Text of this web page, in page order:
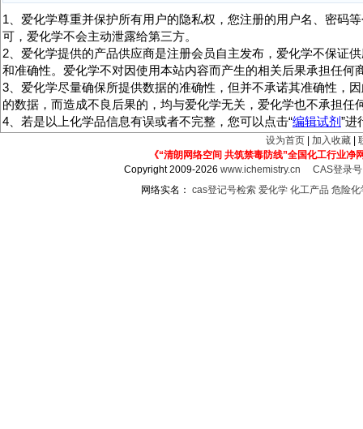
1、爱化学尊重并保护所有用户的隐私权，您注册的用户名、密码
可，爱化学不会主动泄露给第三方。
2、爱化学提供的产品供应商是注册会员自主发布，爱化学不保证
和准确性。爱化学不对因使用本站内容而产生的相关后果承担任何
3、爱化学尽量确保所提供数据的准确性，但并不承诺其准确性，
的数据，而造成不良后果的，均与爱化学无关，爱化学也不承担任
4、若是以上化学品信息有误或者不完整，您可以点击“编辑试剂”进
设为首页 加入收藏
《“清朗网络空间 共筑禁毒防线”全国化工行业净
Copyright 2009-2026www.ichemistry.cn
CAS登录
网络实名： cas登记号检索 爱化学 化工产品 危险化